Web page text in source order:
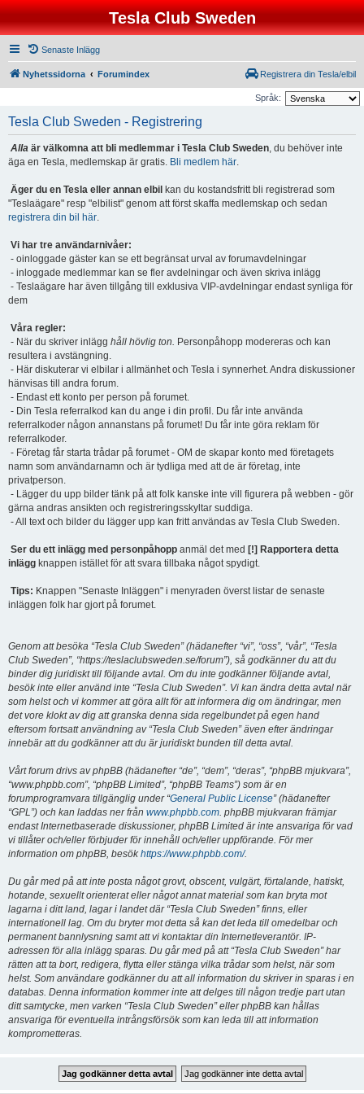
Tesla Club Sweden
Senaste Inlägg
Nyhetssidorna Forumindex Registrera din Tesla/elbil
Språk:
Tesla Club Sweden - Registrering
Alla är välkomna att bli medlemmar i Tesla Club Sweden, du behöver inte
äga en Tesla, medlemskap är gratis. Bli medlem här.
Äger du en Tesla eller annan elbil kan du kostandsfritt bli registrerad som
"Teslaägare" resp "elbilist" genom att först skaffa medlemskap och sedan
registrera din bil här.
Vi har tre användarnivåer:
- oinloggade gäster kan se ett begränsat urval av forumavdelningar
- inloggade medlemmar kan se fler avdelningar och även skriva inlägg
- Teslaägare har även tillgång till exklusiva VIP-avdelningar endast synliga för
dem
Våra regler:
- När du skriver inlägg håll hövlig ton. Personpåhopp modereras och kan
resultera i avstängning.
- Här diskuterar vi elbilar i allmänhet och Tesla i synnerhet. Andra diskussioner
hänvisas till andra forum.
- Endast ett konto per person på forumet.
- Din Tesla referralkod kan du ange i din profil. Du får inte använda
referralkoder någon annanstans på forumet! Du får inte göra reklam för
referralkoder.
- Företag får starta trådar på forumet - OM de skapar konto med företagets
namn som användarnamn och är tydliga med att de är företag, inte
privatperson.
- Lägger du upp bilder tänk på att folk kanske inte vill figurera på webben - gör
gärna andras ansikten och registreringsskyltar suddiga.
- All text och bilder du lägger upp kan fritt användas av Tesla Club Sweden.
Ser du ett inlägg med personpåhopp anmäl det med [!] Rapportera detta
inlägg knappen istället för att svara tillbaka något spydigt.
Tips: Knappen "Senaste Inläggen" i menyraden överst listar de senaste
inläggen folk har gjort på forumet.
Genom att besöka “Tesla Club Sweden” (hädanefter “vi”, “oss”, “vår”, “Tesla
Club Sweden”, “https://teslaclubsweden.se/forum”), så godkänner du att du
binder dig juridiskt till följande avtal. Om du inte godkänner följande avtal,
besök inte eller använd inte “Tesla Club Sweden”. Vi kan ändra detta avtal när
som helst och vi kommer att göra allt för att informera dig om ändringar, men
det vore klokt av dig att granska denna sida regelbundet på egen hand
eftersom fortsatt användning av “Tesla Club Sweden” även efter ändringar
innebär att du godkänner att du är juridiskt bunden till detta avtal.
Vårt forum drivs av phpBB (hädanefter “de”, “dem”, “deras”, “phpBB mjukvara”,
“www.phpbb.com”, “phpBB Limited”, “phpBB Teams”) som är en
forumprogramvara tillgänglig under “General Public License” (hädanefter
“GPL”) och kan laddas ner från www.phpbb.com. phpBB mjukvaran främjar
endast Internetbaserade diskussioner, phpBB Limited är inte ansvariga för vad
vi tillåter och/eller förbjuder för innehåll och/eller uppförande. För mer
information om phpBB, besökhttps://www.phpbb.com/.
Du går med på att inte posta något grovt, obscent, vulgärt, förtalande, hatiskt,
hotande, sexuellt orienterat eller något annat material som kan bryta mot
lagarna i ditt land, lagar i landet där “Tesla Club Sweden” finns, eller
internationell lag. Om du bryter mot detta så kan det leda till omedelbar och
permanent bannlysning samt att vi kontaktar din Internetleverantör. IP-
adressen för alla inlägg sparas. Du går med på att “Tesla Club Sweden” har
rätten att ta bort, redigera, flytta eller stänga vilka trådar som helst, när som
helst. Som användare godkänner du att all information du skriver in sparas i en
databas. Denna information kommer inte att delges till någon tredje part utan
ditt samtycke, men varken “Tesla Club Sweden” eller phpBB kan hållas
ansvariga för eventuella intrångsförsök som kan leda till att information
komprometteras.